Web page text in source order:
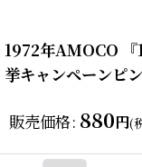
1972年AMOCO
挙キャンペーンピ
販売価格: 880円(